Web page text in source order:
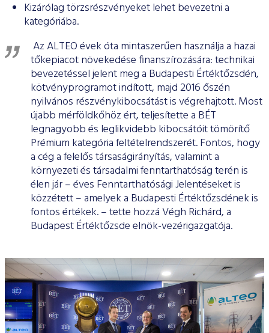
Kizárólag törzsrészvényeket lehet bevezetni a
kategóriába.
Az ALTEO évek óta mintaszerűen használja a hazai
tőkepiacot növekedése finanszírozására: technikai
bevezetéssel jelent meg a Budapesti Értéktőzsdén,
kötvényprogramot indított, majd 2016 őszén
nyilvános részvénykibocsátást is végrehajtott. Most
újabb mérföldkőhöz ért, teljesítette a BÉT
legnagyobb és leglikvidebb kibocsátóit tömörítő
Prémium kategória feltételrendszerét. Fontos, hogy
a cég a felelős társaságirányítás, valamint a
környezeti és társadalmi fenntarthatóság terén is
élen jár – éves Fenntarthatósági Jelentéseket is
közzétett – amelyek a Budapesti Értéktőzsdének is
fontos értékek. – tette hozzá Végh Richárd, a
Budapest Értéktőzsde elnök-vezérigazgatója.